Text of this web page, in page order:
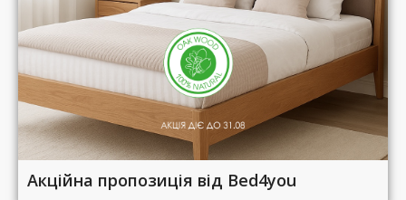
Акційна пропозиція від Bed4you